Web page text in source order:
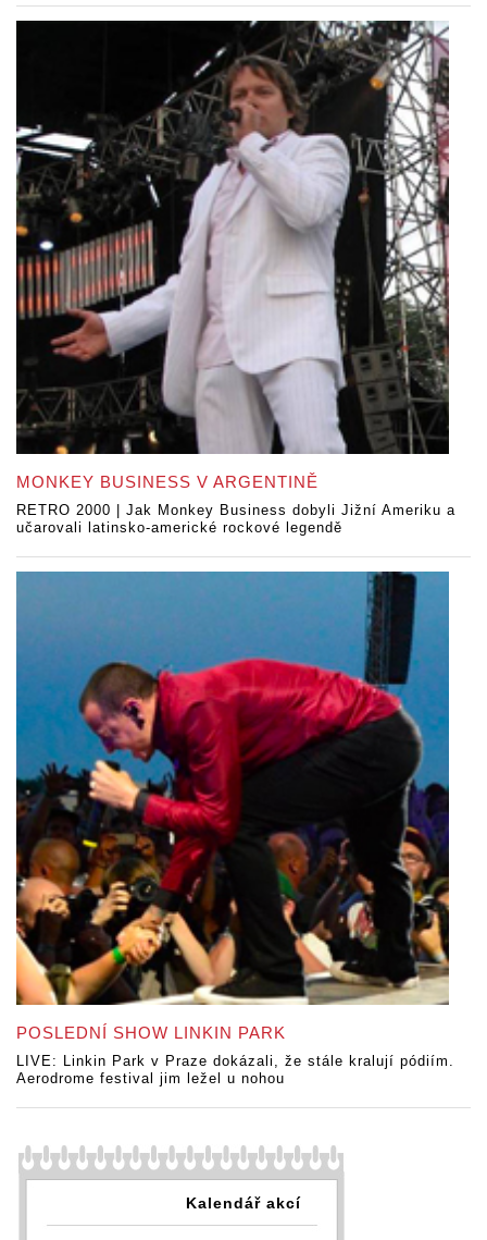
MONKEY BUSINESS V ARGENTINĚ
RETRO 2000 | Jak Monkey Business dobyli Jižní Ameriku a
učarovali latinsko-americké rockové legendě
POSLEDNÍ SHOW LINKIN PARK
LIVE: Linkin Park v Praze dokázali, že stále kralují pódiím.
Aerodrome festival jim ležel u nohou
Kalendář akcí